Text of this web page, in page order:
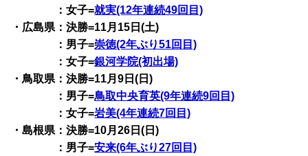
：女子=就実(12年連続49回目)
・広島県：決勝=11月15日(土)
：男子=崇徳(2年ぶり51回目)
：女子=銀河学院(初出場)
・鳥取県：決勝=11月9日(日)
：男子=鳥取中央育英(9年連続9回目)
：女子=岩美(4年連続7回目)
・島根県：決勝=10月26日(日)
：男子=安来(6年ぶり27回目)